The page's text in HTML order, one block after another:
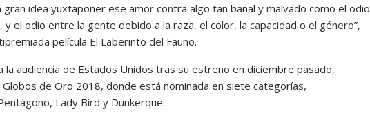
gran idea yuxtaponer ese amor contra algo tan banal y malvado como el odio
el odio entre la gente debido a la raza, el color, la capacidad o el género”,
película El Laberinto del Fauno.
la audiencia de Estados Unidos tras su estreno en diciembre pasado,
de Oro 2018, donde está nominada en siete categorías,
Lady Bird y Dunkerque.